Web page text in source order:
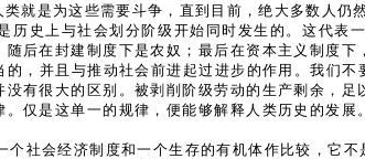
就是为这些需要斗争，直到目前，绝大多数人仍
历史上与社会划分阶级开始同时发生的。这代
后在封建制度下是农奴；最后在资本主义制度
的，并且与推动社会前进起过进步的作用。我们
有很大的区别。被剥削阶级劳动的生产剩余，
仅是这单一的规律，便能够解释人类历史的发
个社会经济制度和一个生存的有机体作比较，它